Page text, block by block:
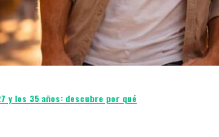
y los 35 años: descubre por qué